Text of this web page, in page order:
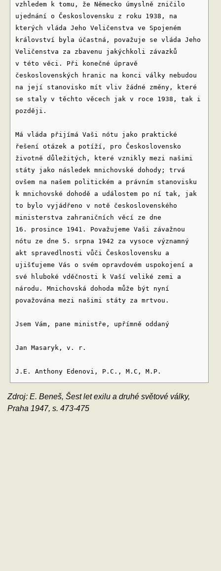
vzhledem k tomu, že Německo úmyslně zničilo
ujednání o Československu z roku 1938, na
kterých vláda Jeho Veličenstva ve Spojeném
království byla účastná, považuje se vláda Jeho
Veličenstva za zbavenu jakýchkoli závazků
v této věci. Při konečné úpravě
československých hranic na konci války nebudou
na její stanovisko mít vliv žádné změny, které
se staly v těchto věcech jak v roce 1938, tak i
později.
Má vláda přijímá Vaši nótu jako praktické
řešení otázek a potíží, pro Československo
životně důležitých, které vznikly mezi našimi
státy jako následek mnichovské dohody; trvá
ovšem na našem politickém a právním stanovisku
k mnichovské dohodě a událostem po ní tak, jak
to bylo vyjádřeno v notě československého
ministerstva zahraničních věcí ze dne
16. prosince 1941. Považujeme Vaši závažnou
nótu ze dne 5. srpna 1942 za vysoce významný
akt spravedlnosti vůči Československu a
ujišťujeme Vás o svém opravdovém uspokojení a
své hluboké vděčnosti k Vaší veliké zemi a
národu. Mnichovská dohoda může být nyní
považována mezi našimi státy za mrtvou.
Jsem Vám, pane ministře, upřímně oddaný
Jan Masaryk, v. r.
J.E. Anthony Edenovi, P.C., M.C, M.P.
Zdroj: E. Beneš, Šest let exilu a druhé světové války,
Praha 1947, s. 473-475